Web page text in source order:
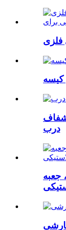
کیسه
شفاف
درب
جعبه